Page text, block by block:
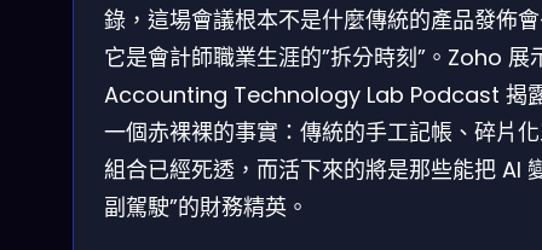
錄，這場會議根本不是什麼傳統的產品發佈
它是會計師職業生涯的”拆分時刻”。Zoho 展
Accounting Technology Lab Podcast 揭
一個赤裸裸的事實：傳統的手工記帳、碎片
組合已經死透，而活下來的將是那些能把 AI
副駕駛”的財務精英。